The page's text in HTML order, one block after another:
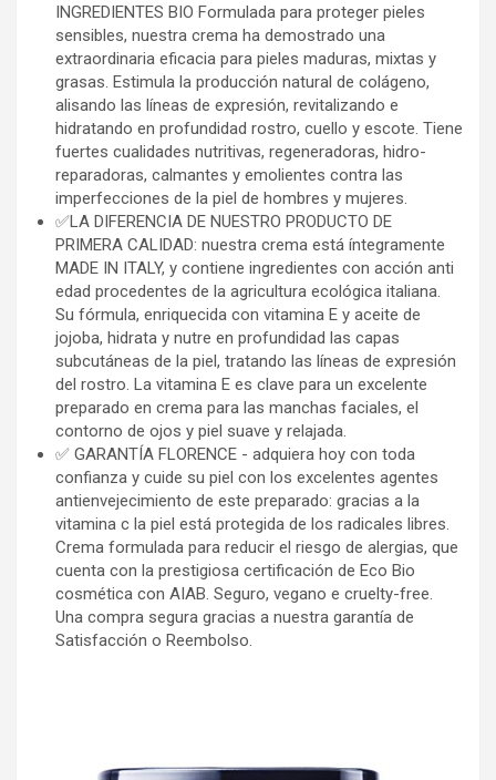
INGREDIENTES BIO Formulada para proteger pieles
sensibles, nuestra crema ha demostrado una
extraordinaria eficacia para pieles maduras, mixtas y
grasas. Estimula la producción natural de colágeno,
alisando las líneas de expresión, revitalizando e
hidratando en profundidad rostro, cuello y escote. Tiene
fuertes cualidades nutritivas, regeneradoras, hidro-
reparadoras, calmantes y emolientes contra las
imperfecciones de la piel de hombres y mujeres.
✅LA DIFERENCIA DE NUESTRO PRODUCTO DE
PRIMERA CALIDAD: nuestra crema está íntegramente
MADE IN ITALY, y contiene ingredientes con acción anti
edad procedentes de la agricultura ecológica italiana.
Su fórmula, enriquecida con vitamina E y aceite de
jojoba, hidrata y nutre en profundidad las capas
subcutáneas de la piel, tratando las líneas de expresión
del rostro. La vitamina E es clave para un excelente
preparado en crema para las manchas faciales, el
contorno de ojos y piel suave y relajada.
✅ GARANTÍA FLORENCE - adquiera hoy con toda
confianza y cuide su piel con los excelentes agentes
antienvejecimiento de este preparado: gracias a la
vitamina c la piel está protegida de los radicales libres.
Crema formulada para reducir el riesgo de alergias, que
cuenta con la prestigiosa certificación de Eco Bio
cosmética con AIAB. Seguro, vegano e cruelty-free.
Una compra segura gracias a nuestra garantía de
Satisfacción o Reembolso.